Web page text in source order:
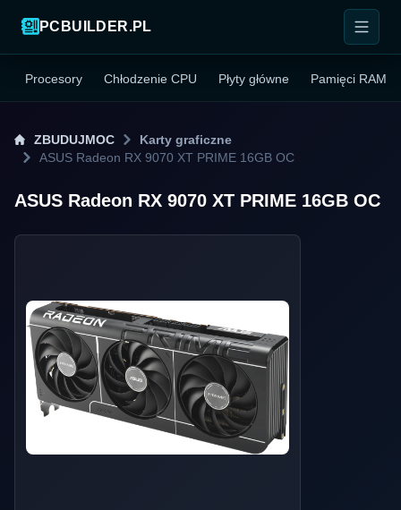
PCBUILDER.PL
Procesory Chłodzenie CPU Płyty główne Pamięci RAM
ZBUDUJMOC
Karty graficzne
ASUS Radeon RX 9070 XT PRIME 16GB OC
ASUS Radeon RX 9070 XT PRIME 16GB OC